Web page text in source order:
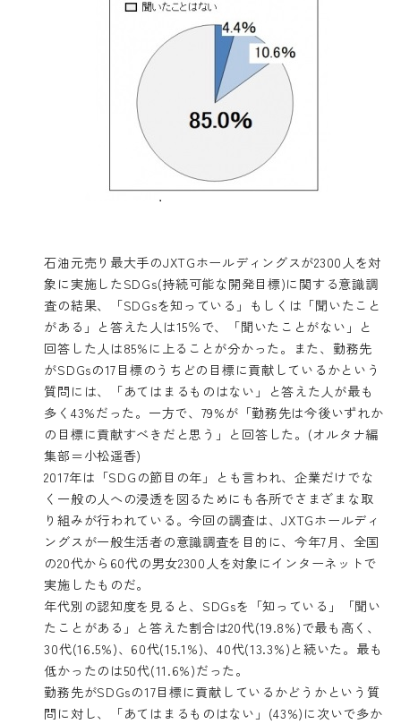
石油元売り最大手のJXTGホールディングスが2300人を対
象に実施したSDGs(持続可能な開発目標)に関する意識調
査の結果、「SDGsを知っている」もしくは「聞いたこと
がある」と答えた人は15％で、「聞いたことがない」と
回答した人は85%に上ることが分かった。また、勤務先
がSDGsの17目標のうちどの目標に貢献しているかという
質問には、「あてはまるものはない」と答えた人が最も
多く43%だった。一方で、79%が「勤務先は今後いずれか
の目標に貢献すべきだと思う」と回答した。(オルタナ編
集部＝小松遥香)
2017年は「SDGの節目の年」とも言われ、企業だけでな
く一般の人への浸透を図るためにも各所でさまざまな取
り組みが行われている。今回の調査は、JXTGホールディ
ングスが一般生活者の意識調査を目的に、今年7月、全国
の20代から60代の男女2300人を対象にインターネットで
実施したものだ。
年代別の認知度を見ると、SDGsを「知っている」「聞い
たことがある」と答えた割合は20代(19.8%)で最も高く、
30代(16.5%)、60代(15.1%)、40代(13.3%)と続いた。最も
低かったのは50代(11.6%)だった。
勤務先がSDGsの17目標に貢献しているかどうかという質
問に対し、「あてはまるものはない」(43%)に次いで多か